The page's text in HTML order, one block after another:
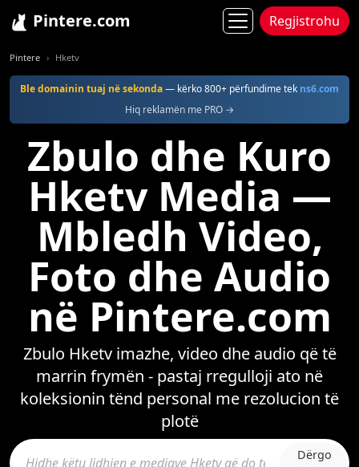
Pintere.com Regjistrohu
Pintere Hketv
Ble domainin tuaj në sekonda— kërko 800+ përfundime tek ns6.com
Hiq reklamën me PRO →
Zbulo dhe Kuro
Hketv Media —
Mbledh Video,
Foto dhe Audio
në Pintere.com
Zbulo Hketv imazhe, video dhe audio që të
marrin frymën - pastaj rregulloji ato në
koleksionin tënd personal me rezolucion të
plotë
Dërgo